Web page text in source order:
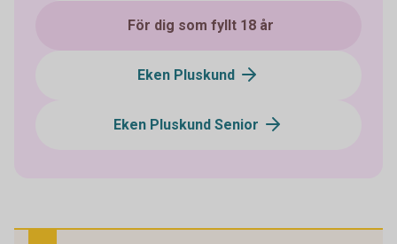
För dig som fyllt 18 år
Eken Pluskund
Eken Pluskund Senior